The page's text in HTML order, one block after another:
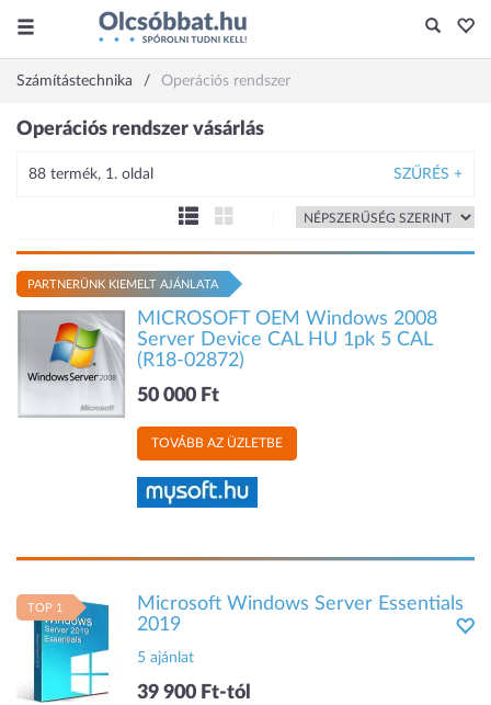
Számítástechnika Operációs rendszer
Operációs rendszer vásárlás
88 termék, 1. oldal SZŰRÉS +
PARTNERÜNK KIEMELT AJÁNLATA
MICROSOFT OEM Windows 2008
Server Device CAL HU 1pk 5 CAL
(R18-02872)
50 000 Ft
TOVÁBB AZ ÜZLETBE
TOP 1
Microsoft Windows Server Essentials
2019
5 ajánlat
39 900 Ft-tól